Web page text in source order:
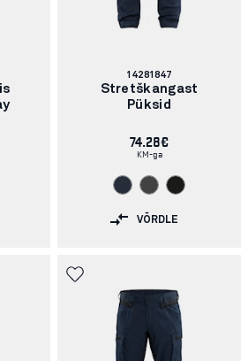
Artikli
number:
14281847
Stretškangast
Püksid
74.28€
KM-ga
VÕRDLE